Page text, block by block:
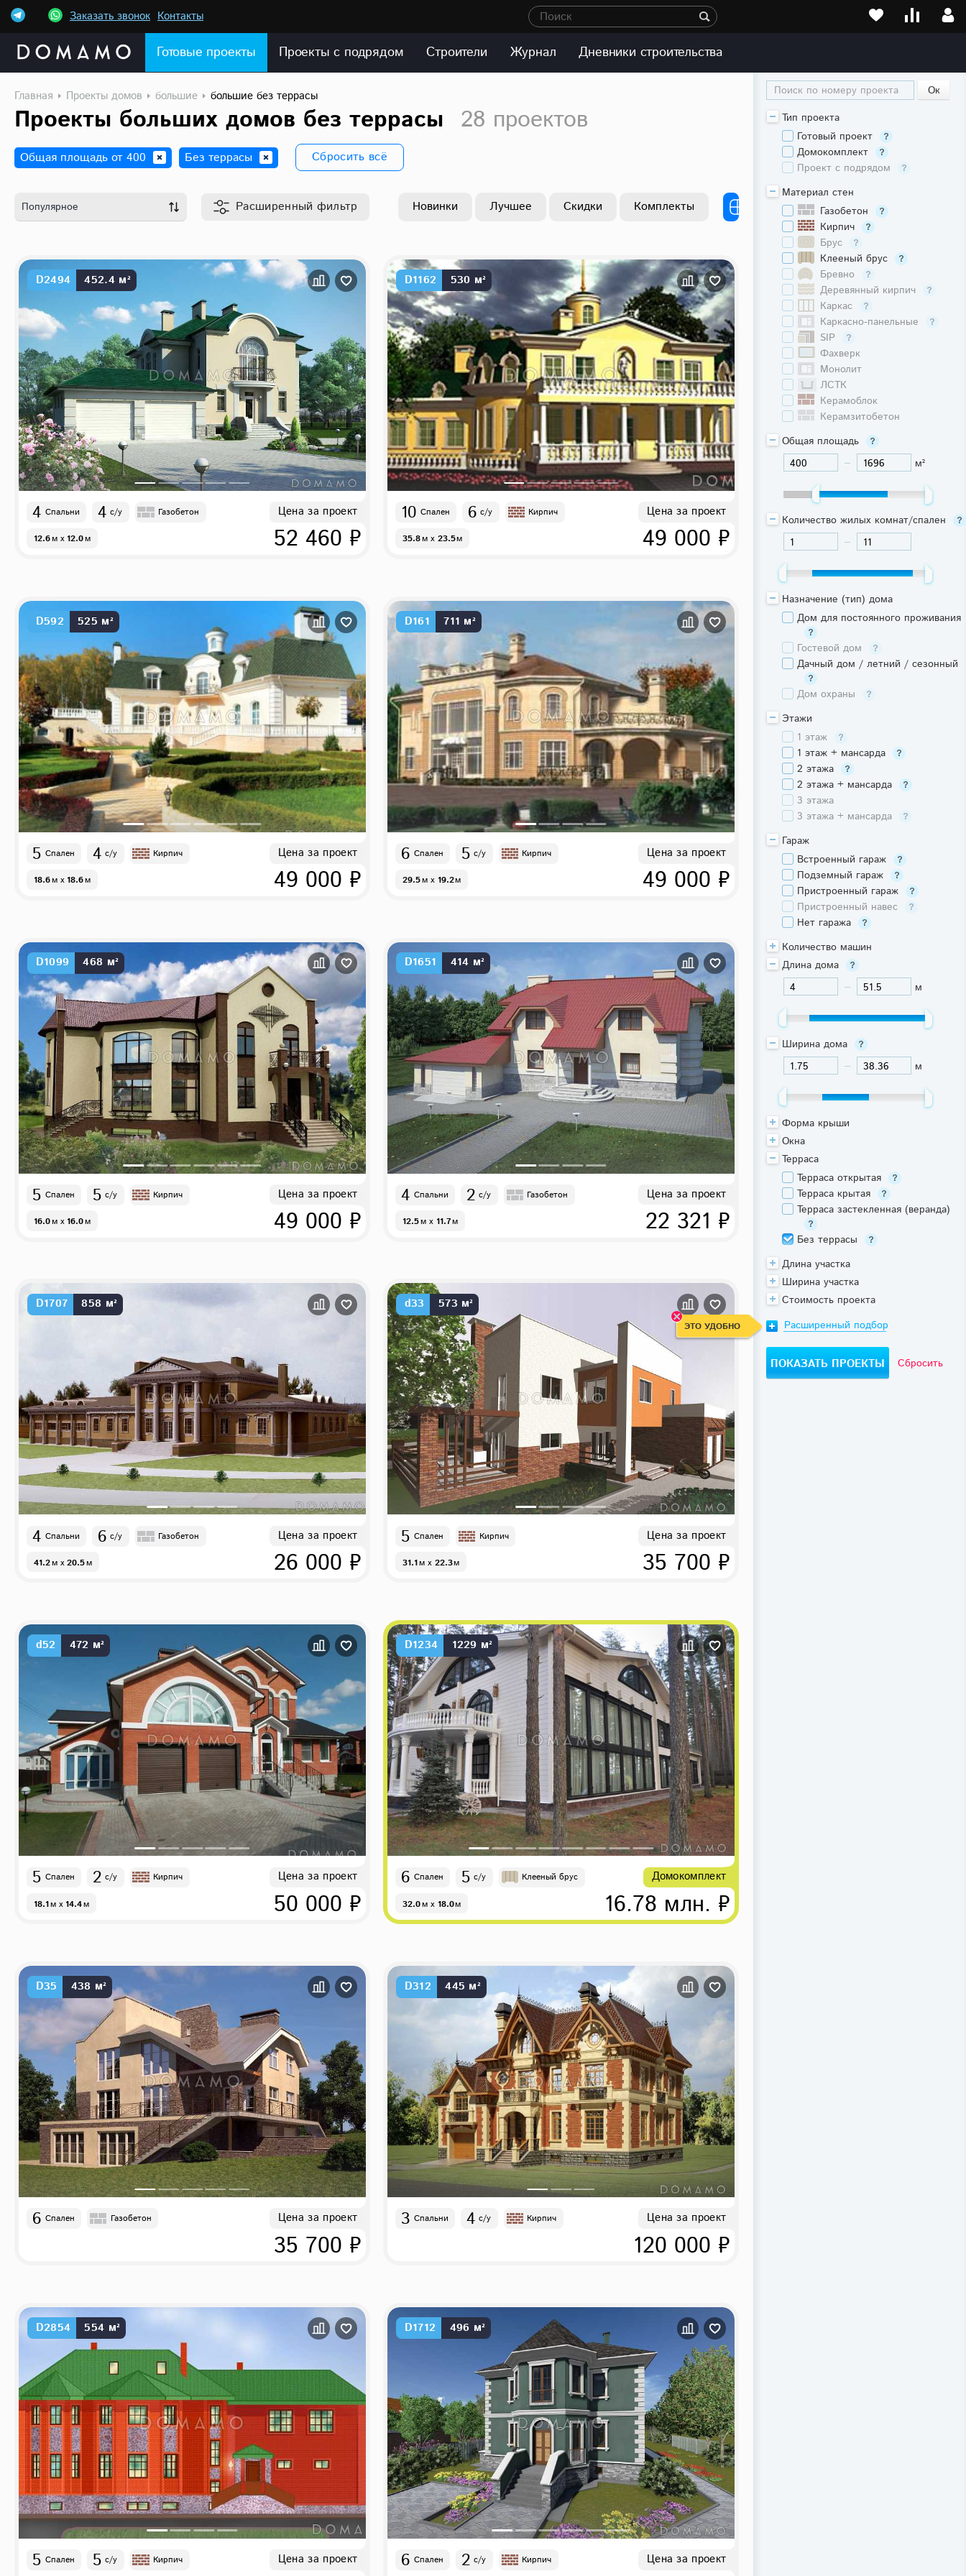
Заказать звонок Контакты Поиск
Готовые проекты Проекты с подрядом Строители Журнал Дневники строительства
Главная Проекты домов большие большие без террасы
Проекты больших домов без террасы 28 проектов
Общая площадь от 400 Без террасы Сбросить всё
Популярное Расширенный фильтр Новинки Лучшее Скидки Комплекты
D2494 452.4 м²
4 Спальни 4 с/у Газобетон
12.6м x 12.0м
Цена за проект
52 460 ₽
D1162 530 м²
10 Спален 6 с/у Кирпич
35.8м x 23.5м
Цена за проект
49 000 ₽
D592 525 м²
5 Спален 4 с/у Кирпич
18.6м x 18.6м
Цена за проект
49 000 ₽
D161 711 м²
6 Спален 5 с/у Кирпич
29.5м x 19.2м
Цена за проект
49 000 ₽
D1099 468 м²
5 Спален 5 с/у Кирпич
16.0м x 16.0м
Цена за проект
49 000 ₽
D1651 414 м²
4 Спальни 2 с/у Газобетон
12.5м x 11.7м
Цена за проект
22 321 ₽
D1707 858 м²
4 Спальни 6 с/у Газобетон
41.2м x 20.5м
Цена за проект
26 000 ₽
d33 573 м²
5 Спален Кирпич
31.1м x 22.3м
Цена за проект
35 700 ₽
d52 472 м²
5 Спален 2 с/у Кирпич
18.1м x 14.4м
Цена за проект
50 000 ₽
D1234 1229 м²
6 Спален 5 с/у Клееный брус
32.0м x 18.0м
Домокомплект
16.78 млн. ₽
D35 438 м²
6 Спален Газобетон Цена за проект
35 700 ₽
D312 445 м²
3 Спальни 4 с/у Кирпич Цена за проект
120 000 ₽
D2854 554 м²
5 Спален 5 с/у Кирпич Цена за проект
D1712 496 м²
6 Спален 2 с/у Кирпич Цена за проект
Поиск по номеру проекта
Тип проекта
Готовый проект
Домокомплект
Проект с подрядом
Материал стен
Газобетон
Кирпич
Брус
Клееный брус
Бревно
Деревянный кирпич
Каркас
Каркасно-панельные
SIP
Фахверк
Монолит
ЛСТК
Керамоблок
Керамзитобетон
Общая площадь
м²
Количество жилых комнат/спален
Назначение (тип) дома
Дом для постоянного проживания
Гостевой дом
Дачный дом / летний / сезонный
Дом охраны
Этажи
1 этаж
1 этаж + мансарда
2 этажа
2 этажа + мансарда
3 этажа
3 этажа + мансарда
Гараж
Встроенный гараж
Подземный гараж
Пристроенный гараж
Пристроенный навес
Нет гаража
Количество машин
Длина дома
м
Ширина дома
м
Форма крыши
Окна
Терраса
Терраса открытая
Терраса крытая
Терраса застекленная (веранда)
Без террасы
Длина участка
Ширина участка
Стоимость проекта
ЭТО УДОБНО Расширенный подбор
Сбросить